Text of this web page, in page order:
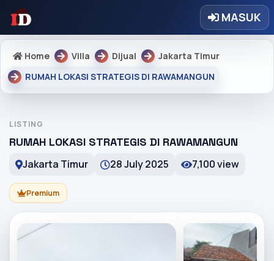
MASUK
Home Villa Dijual
Jakarta Timur
RUMAH LOKASI STRATEGIS DI RAWAMANGUN
LISTING
RUMAH LOKASI STRATEGIS DI RAWAMANGUN
Jakarta Timur 28 July 2025 7,100 view
Premium